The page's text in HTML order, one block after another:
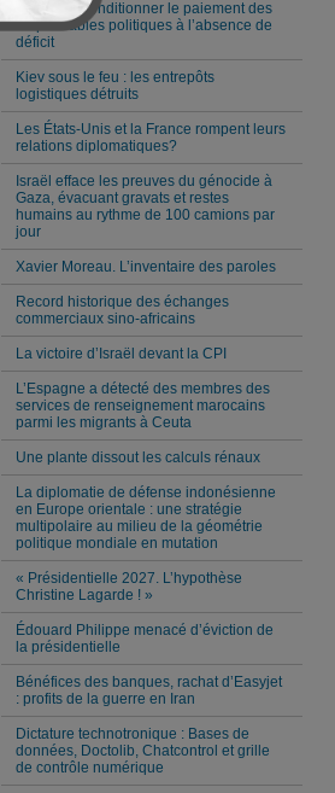
Milei veut conditionner le paiement des
responsables politiques à l’absence de
déficit
Kiev sous le feu : les entrepôts
logistiques détruits
Les États-Unis et la France rompent leurs
relations diplomatiques?
Israël efface les preuves du génocide à
Gaza, évacuant gravats et restes
humains au rythme de 100 camions par
jour
Xavier Moreau. L’inventaire des paroles
Record historique des échanges
commerciaux sino-africains
La victoire d’Israël devant la CPI
L’Espagne a détecté des membres des
services de renseignement marocains
parmi les migrants à Ceuta
Une plante dissout les calculs rénaux
La diplomatie de défense indonésienne
en Europe orientale : une stratégie
multipolaire au milieu de la géométrie
politique mondiale en mutation
« Présidentielle 2027. L’hypothèse
Christine Lagarde ! »
Édouard Philippe menacé d’éviction de
la présidentielle
Bénéfices des banques, rachat d’Easyjet
: profits de la guerre en Iran
Dictature technotronique : Bases de
données, Doctolib, Chatcontrol et grille
de contrôle numérique